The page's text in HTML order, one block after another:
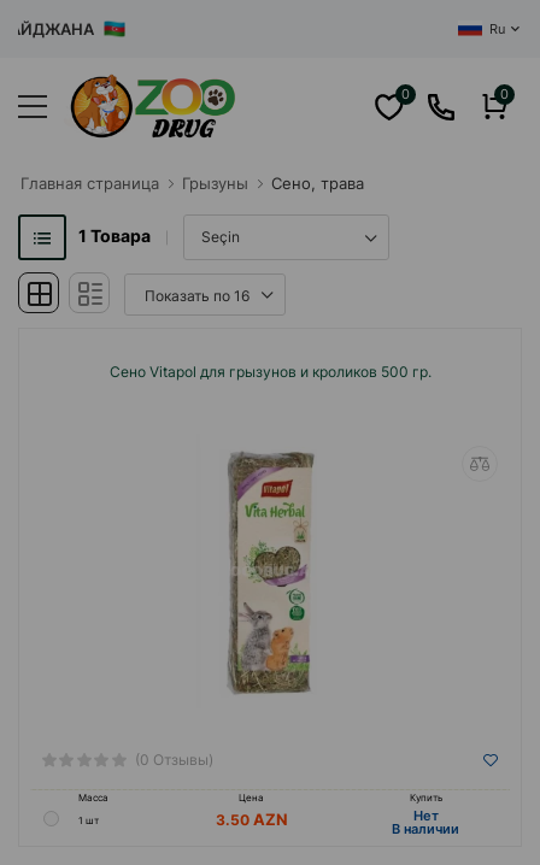
Ru
0 0
Главная cтраница Грызуны Сено, трава
1 Товара
Сено Vitapol для грызунов и кроликов 500 гр.
(0 Отзывы)
Масса Цена
Купить
1 шт
3.50 Hет
B наличии